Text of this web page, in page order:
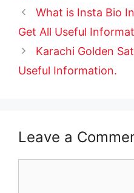
What is Insta Bio
Get All Useful
Karachi Golden
Useful Information.
Leave a